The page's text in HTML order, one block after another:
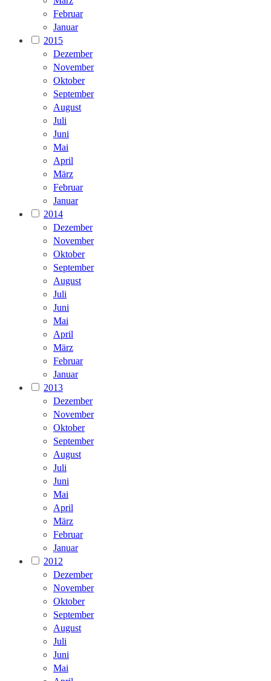
Februar
Januar
2015
Dezember
November
Oktober
September
August
Juli
Juni
Mai
April
März
Februar
Januar
2014
Dezember
November
Oktober
September
August
Juli
Juni
Mai
April
März
Februar
Januar
2013
Dezember
November
Oktober
September
August
Juli
Juni
Mai
April
März
Februar
Januar
2012
Dezember
November
Oktober
September
August
Juli
Juni
Mai